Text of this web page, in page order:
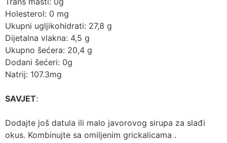
Holesterol: 0 mg
Ukupni ugljikohidrati: 27,8 g
Dijetalna vlakna: 4,5 g
Ukupno šećera: 20,4 g
Dodani šećeri: 0g
Natrij: 107.3mg
SAVJET:
Dodajte još datula ili malo javorovog sirupa za slađi
okus. Kombinujte sa omiljenim grickalicama .